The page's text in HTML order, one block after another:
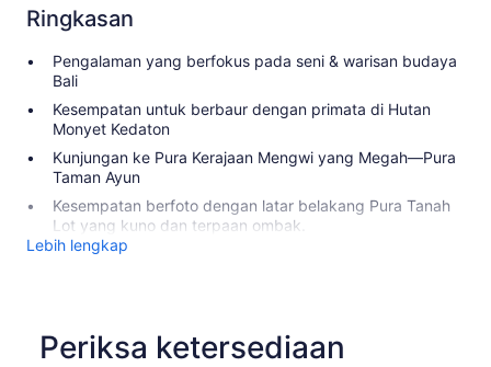
Ringkasan
Pengalaman yang berfokus pada seni & warisan budaya
Bali
Kesempatan untuk berbaur dengan primata di Hutan
Monyet Kedaton
Kunjungan ke Pura Kerajaan Mengwi yang Megah—Pura
Taman Ayun
Kesempatan berfoto dengan latar belakang Pura Tanah
Lot yang kuno dan terpaan ombak.
Lebih lengkap
Periksa ketersediaan